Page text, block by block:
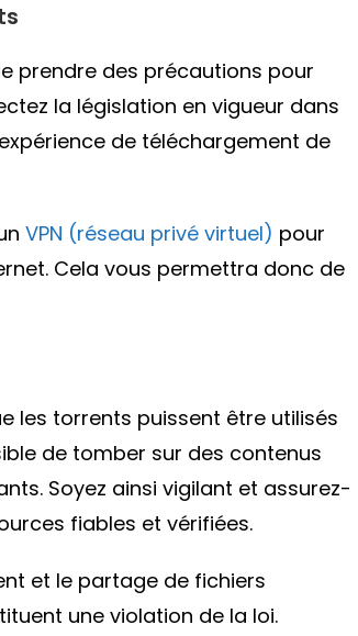
prendre des précautions pour
la législation en vigueur dans
de téléchargement de
VPN (réseau privé virtuel) pour
Cela vous permettra donc de
les torrents puissent être utilisés
de tomber sur des contenus
Soyez ainsi vigilant et assurez-
fiables et vérifiées.
et le partage de fichiers
une violation de la loi.